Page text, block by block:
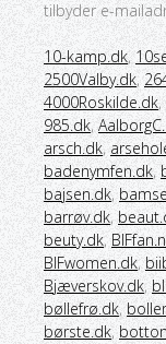
tilbyder e-
10-kamp.dk,
2500Valby.dk,
4000Roskilde.dk,
985.dk,
arsch.dk,
badenymfen.dk,
bajsen.dk,
barrøv.dk,
beuty.dk,
BIFwomen.dk,
Bjæverskov.dk,
bøllefrø.dk,
børste.dk,